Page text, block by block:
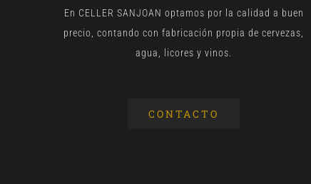
En CELLER SANJOAN optamos por la calidad a buen
precio, contando con fabricación propia de cervezas,
agua, licores y vinos.
CONTACTO